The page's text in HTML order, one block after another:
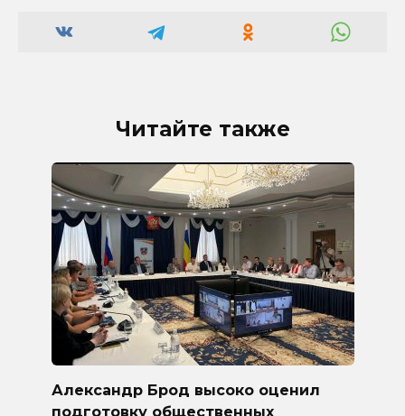
Читайте также
Александр Брод высоко оценил
подготовку общественных